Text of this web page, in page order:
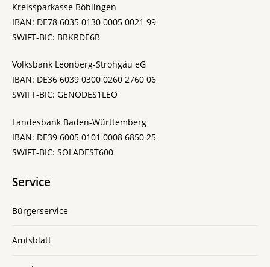
Kreissparkasse Böblingen
IBAN: DE78 6035 0130 0005 0021 99
SWIFT-BIC: BBKRDE6B
Volksbank Leonberg-Strohgäu eG
IBAN: DE36 6039 0300 0260 2760 06
SWIFT-BIC: GENODES1LEO
Landesbank Baden-Württemberg
IBAN: DE39 6005 0101 0008 6850 25
SWIFT-BIC: SOLADEST600
Service
Bürgerservice
Amtsblatt